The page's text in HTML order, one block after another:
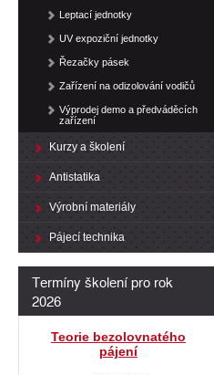
Leptací jednotky
UV expoziční jednotky
Řezačky pásek
Zařízení na odizolování vodičů
Výprodej demo a předváděcích
zařízení
Kurzy a školení
Antistatika
Výrobní materiály
Pájecí technika
Termíny školení pro rok
2026
Teorie bezolovnatého
pájení